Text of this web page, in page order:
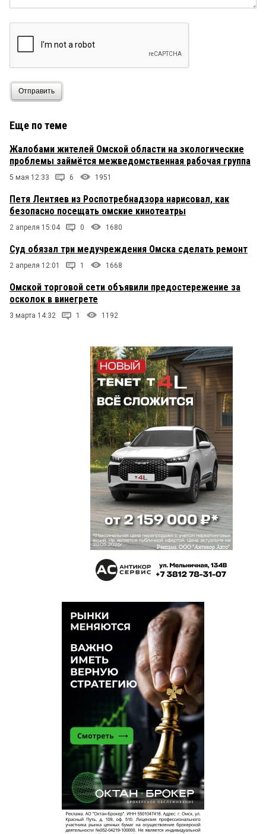
Отправить
Еще по теме
Жалобами жителей Омской области на экологические
проблемы займётся межведомственная рабочая группа
5 мая 12:33 6 1951
Петя Лентяев из Роспотребнадзора нарисовал, как
безопасно посещать омские кинотеатры
2 апреля 15:04 0 1680
Суд обязал три медучреждения Омска сделать ремонт
2 апреля 12:01 1 1668
Омской торговой сети объявили предостережение за
осколок в винегрете
3 марта 14:32 1 1192